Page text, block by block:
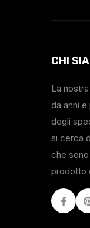
CHI
La
da anni
degli
si cerca
che
prodotto